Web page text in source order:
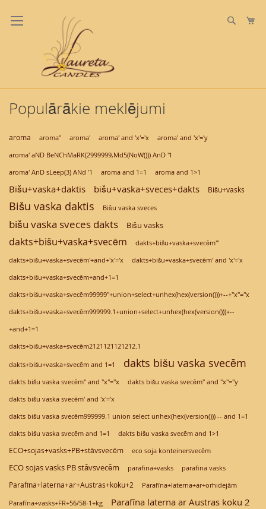
to
Content
Populārākie meklējumi
aroma aroma" aroma' aroma' and 'x'='x aroma' and 'x'='y
aroma' aND BeNChMaRK(2999999,Md5(NoW())) AnD '1
aroma' AnD sLeep(3) ANd '1 aroma and 1=1 aroma and 1>1
Bišu+vaska+daktis bišu+vaska+sveces+dakts Bišu+vasks
Bišu vaska daktis Bišu vaska sveces
bišu vaska sveces dakts Bišu vasks
dakts+bišu+vaska+svecēm dakts+bišu+vaska+svecēm'"
dakts+bišu+vaska+svecēm'+and+'x'='x dakts+bišu+vaska+svecēm' and 'x'='x
dakts+bišu+vaska+svecēm+and+1=1
dakts+bišu+vaska+svecēm99999"+union+select+unhex(hex(version()))+--+"x"="x
dakts+bišu+vaska+svecēm999999.1+union+select+unhex(hex(version()))+--
+and+1=1
dakts+bišu+vaska+svecēm2121121121212.1
dakts+bišu+vaska+svecēm and 1=1 dakts bišu vaska svecēm
dakts bišu vaska svecēm" and "x"="x dakts bišu vaska svecēm" and "x"="y
dakts bišu vaska svecēm' and 'x'='x
dakts bišu vaska svecēm999999.1 union select unhex(hex(version())) -- and 1=1
dakts bišu vaska svecēm and 1=1 dakts bišu vaska svecēm and 1>1
ECO+sojas+vasks+PB+stāvsvecēm eco soja konteinersvecēm
ECO sojas vasks PB stāvsvecēm parafina+vasks parafina vasks
Parafīna+laterna+ar+Austras+koku+2 Parafīna+laterna+ar+orhidejām
Parafīna+vasks+FR+56/58-1+kg Parafīna laterna ar Austras koku 2